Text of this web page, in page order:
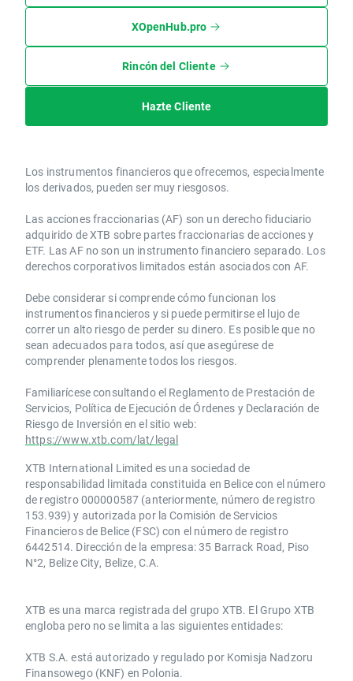
XOpenHub.pro
Rincón del Cliente
Hazte Cliente
Los instrumentos financieros que ofrecemos, especialmente
los derivados, pueden ser muy riesgosos.
Las acciones fraccionarias (AF) son un derecho fiduciario
adquirido de XTB sobre partes fraccionarias de acciones y
ETF. Las AF no son un instrumento financiero separado. Los
derechos corporativos limitados están asociados con AF.
Debe considerar si comprende cómo funcionan los
instrumentos financieros y si puede permitirse el lujo de
correr un alto riesgo de perder su dinero. Es posible que no
sean adecuados para todos, así que asegúrese de
comprender plenamente todos los riesgos.
Familiarícese consultando el Reglamento de Prestación de
Servicios, Política de Ejecución de Órdenes y Declaración de
Riesgo de Inversión en el sitio web:
https://www.xtb.com/lat/legal
XTB International Limited es una sociedad de
responsabilidad limitada constituida en Belice con el número
de registro 000000587 (anteriormente, número de registro
153.939) y autorizada por la Comisión de Servicios
Financieros de Belice (FSC) con el número de registro
6442514. Dirección de la empresa: 35 Barrack Road, Piso
N°2, Belize City, Belize, C.A.
​​XTB es una marca registrada del grupo XTB. El Grupo XTB
engloba pero no se limita a las siguientes entidades:
XTB S.A.​ está autorizado y regulado por Komisja Nadzoru
Finansowego (KNF) ​en Polonia.